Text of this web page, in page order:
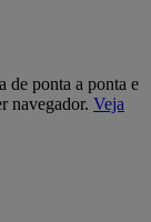
de ponta a ponta e
navegador. Veja